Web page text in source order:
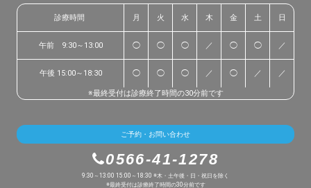
診療時間 月 火 水 木 金 土 日
午前 9:30～13:00 ◯ ◯ ◯ ／ ◯ ◯ ／
午後 15:00～18:30 ◯ ◯ ◯ ／ ◯ ／ ／
※最終受付は診療終了時間の30分前です
ご予約・お問い合わせ
0566-41-1278
9:30～13:00 15:00～18:30 ※木・土午後・日・祝日を除く
※最終受付は診療終了時間の30分前です